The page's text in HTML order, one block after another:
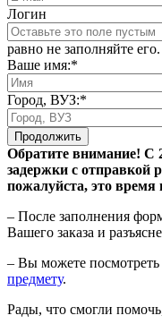
Логин
равно не заполняйте его.
Ваше имя:*
Город, ВУЗ:*
Продолжить
Обратите внимание! С
задержки с отправкой
пожалуйста, это время
– После заполнения
Вашего заказа и
– Вы можете посмотреть
предмету.
Рады, что смогли